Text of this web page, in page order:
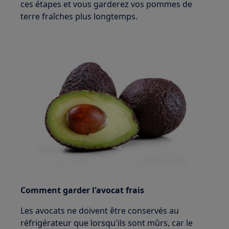
ces étapes et vous garderez vos pommes de
terre fraîches plus longtemps.
Comment garder l'avocat frais
Les avocats ne doivent être conservés au
réfrigérateur que lorsqu'ils sont mûrs, car le